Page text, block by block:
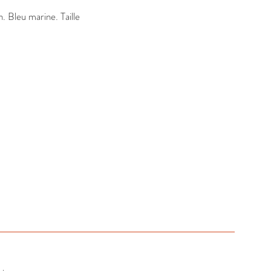
Bleu marine. Taille